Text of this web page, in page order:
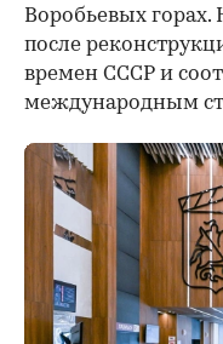
Воробьевых
после
времен СССР и
международным